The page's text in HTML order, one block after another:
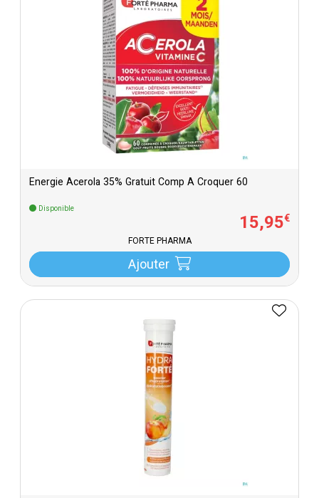
Energie Acerola 35% Gratuit Comp A Croquer 60
Disponible
15,95€
FORTÉ PHARMA
Ajouter